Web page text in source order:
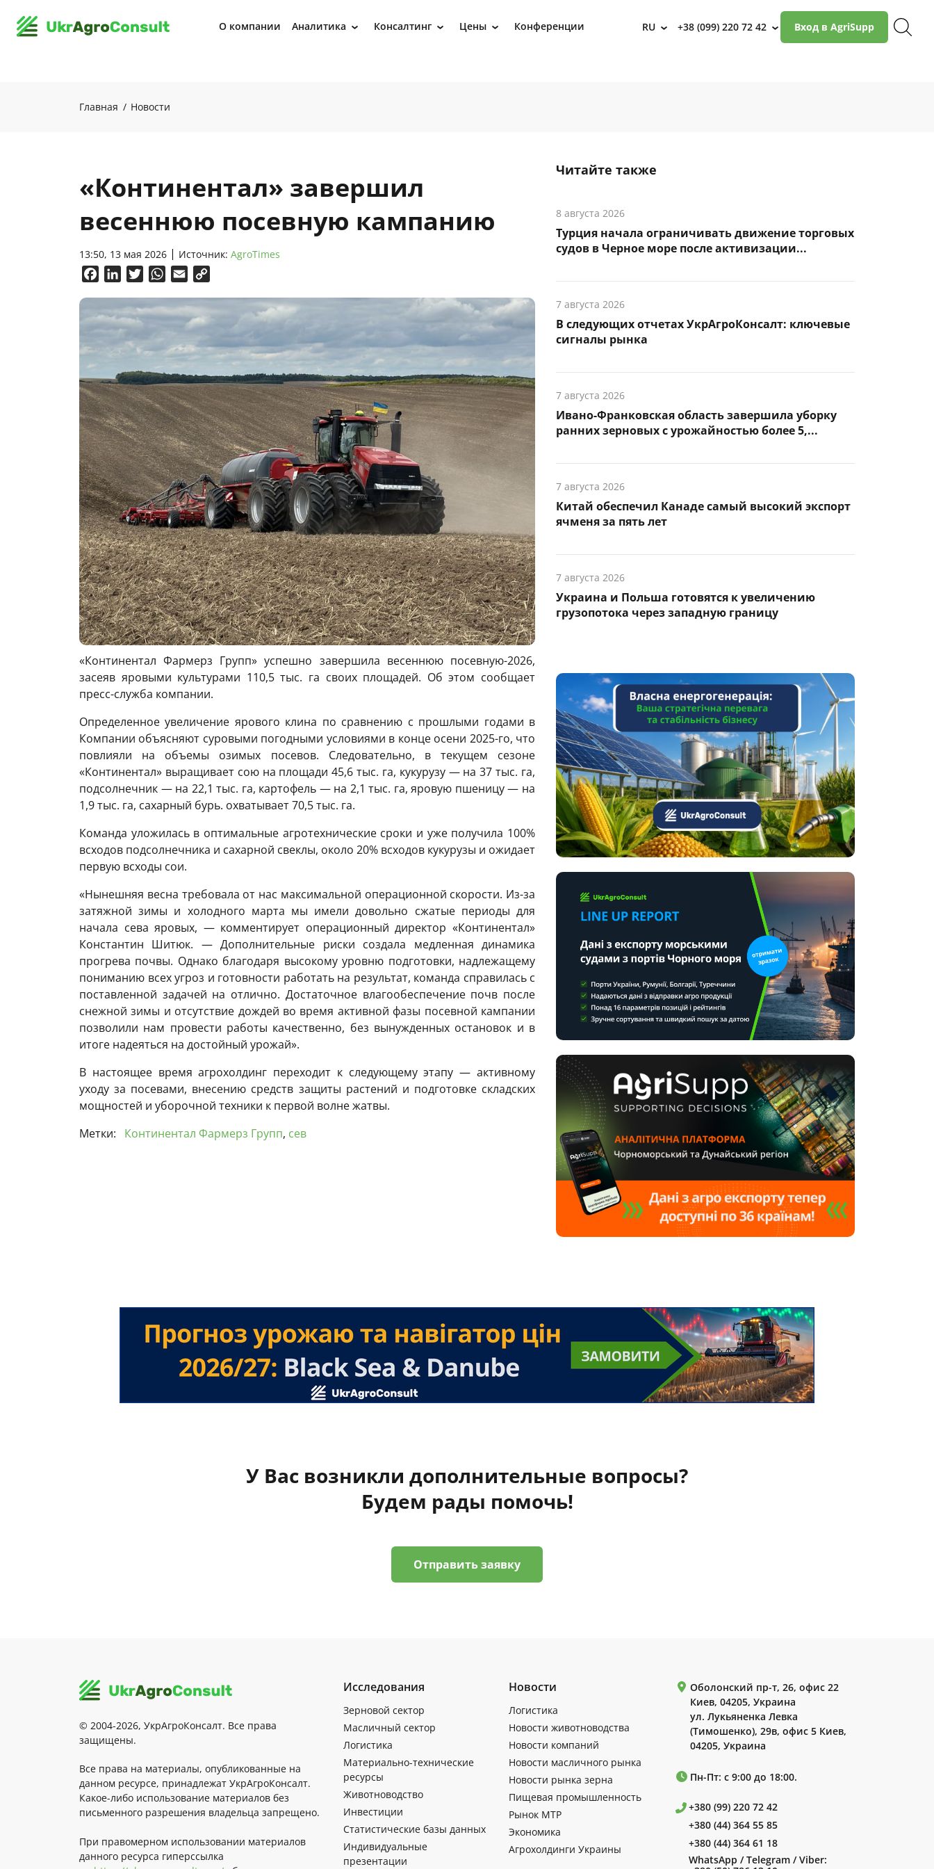
О компании Аналитика › Консалтинг › Цены › Конференции RU › +38 (099) 220 72 42 › Вход в AgriSupp
Главная Новости
«Континентал» завершил
весеннюю посевную кампанию
13:50, 13 мая 2026 Источник: AgroTimes
FacebookLinkedInTwitterWhatsApp
Email
«Континентал Фармерз Групп» успешно завершила весеннюю посевную-2026,
засеяв яровыми культурами 110,5 тыс. га своих площадей. Об этом сообщает
пресс-служба компании.
Определенное увеличение ярового клина по сравнению с прошлыми годами в
Компании объясняют суровыми погодными условиями в конце осени 2025-го, что
повлияли на объемы озимых посевов. Следовательно, в текущем сезоне
«Континентал» выращивает сою на площади 45,6 тыс. га, кукурузу — на 37 тыс. га,
подсолнечник — на 22,1 тыс. га, картофель — на 2,1 тыс. га, яровую пшеницу — на
1,9 тыс. га, сахарный бурь. охватывает 70,5 тыс. га.
Команда уложилась в оптимальные агротехнические сроки и уже получила 100%
всходов подсолнечника и сахарной свеклы, около 20% всходов кукурузы и ожидает
первую всходы сои.
«Нынешняя весна требовала от нас максимальной операционной скорости. Из-за
затяжной зимы и холодного марта мы имели довольно сжатые периоды для
начала сева яровых, — комментирует операционный директор «Континентал»
Константин Шитюк. — Дополнительные риски создала медленная динамика
прогрева почвы. Однако благодаря высокому уровню подготовки, надлежащему
пониманию всех угроз и готовности работать на результат, команда справилась с
поставленной задачей на отлично. Достаточное влагообеспечение почв после
снежной зимы и отсутствие дождей во время активной фазы посевной кампании
позволили нам провести работы качественно, без вынужденных остановок и в
итоге надеяться на достойный урожай».
В настоящее время агрохолдинг переходит к следующему этапу — активному
уходу за посевами, внесению средств защиты растений и подготовке складских
мощностей и уборочной техники к первой волне жатвы.
Метки:
Континентал Фармерз Групп, сев
Читайте также
8 августа 2026
Турция начала ограничивать движение торговых
судов в Черное море после активизации...
7 августа 2026
В следующих отчетах УкрАгроКонсалт: ключевые
сигналы рынка
7 августа 2026
Ивано-Франковская область завершила уборку
ранних зерновых с урожайностью более 5,...
7 августа 2026
Китай обеспечил Канаде самый высокий экспорт
ячменя за пять лет
7 августа 2026
Украина и Польша готовятся к увеличению
грузопотока через западную границу
У Вас возникли дополнительные вопросы?
Будем рады помочь!
Отправить заявку
© 2004-2026, УкрАгроКонсалт. Все права
защищены.
Все права на материалы, опубликованные на
данном ресурсе, принадлежат УкрАгроКонсалт.
Какое-либо использование материалов без
письменного разрешения владельца запрещено.
При правомерном использовании материалов
данного ресурса гиперссылка
Исследования
Зерновой сектор
Масличный сектор
Логистика
Материально-технические
ресурсы
Животноводство
Инвестиции
Статистические базы данных
Индивидуальные
презентации
Новости
Логистика
Новости животноводства
Новости компаний
Новости масличного рынка
Новости рынка зерна
Пищевая промышленность
Рынок МТР
Экономика
Агрохолдинги Украины
Оболонский пр-т, 26, офис 22
Киев, 04205, Украина
ул. Лукьяненка Левка
(Тимошенко), 29в, офис 5 Киев,
04205, Украина
Пн-Пт: с 9:00 до 18:00.
+380 (99) 220 72 42
+380 (44) 364 55 85
+380 (44) 364 61 18
WhatsApp / Telegram / Viber: